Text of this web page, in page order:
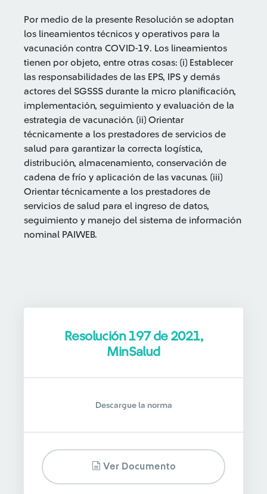
Por medio de la presente Resolución se adoptan
los lineamientos técnicos y operativos para la
vacunación contra COVID-19. Los lineamientos
tienen por objeto, entre otras cosas: (i) Establecer
las responsabilidades de las EPS, IPS y demás
actores del SGSSS durante la micro planificación,
implementación, seguimiento y evaluación de la
estrategia de vacunación. (ii) Orientar
técnicamente a los prestadores de servicios de
salud para garantizar la correcta logística,
distribución, almacenamiento, conservación de
cadena de frío y aplicación de las vacunas. (iii)
Orientar técnicamente a los prestadores de
servicios de salud para el ingreso de datos,
seguimiento y manejo del sistema de información
nominal PAIWEB.
Resolución 197 de 2021,
MinSalud
Descargue la norma
Ver Documento